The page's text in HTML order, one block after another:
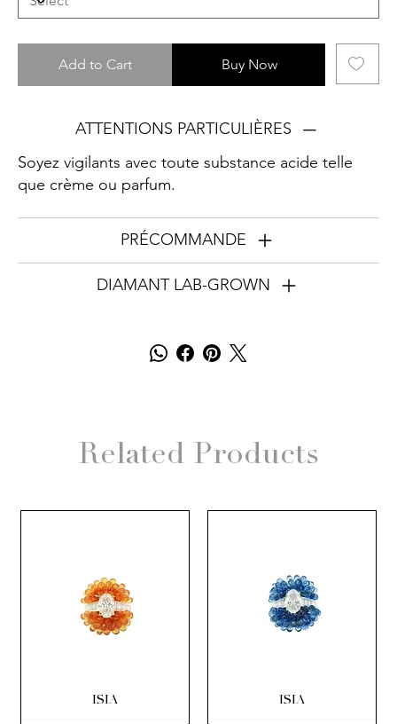
Add to Cart Buy Now
ATTENTIONS PARTICULIÈRES
Soyez vigilants avec toute substance acide telle
que crème ou parfum.
PRÉCOMMANDE
DIAMANT LAB-GROWN
Related Products
ISIA ISIA